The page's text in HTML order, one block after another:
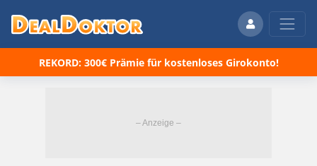
REKORD: 300€ Prämie für kostenloses Girokonto!